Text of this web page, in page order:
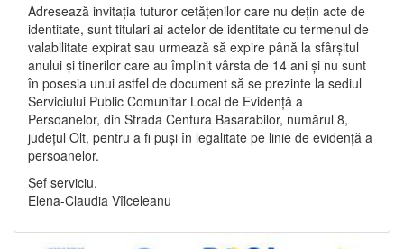
Adresează invitația tuturor cetățenilor care nu dețin acte de
identitate, sunt titulari ai actelor de identitate cu termenul de
valabilitate expirat sau urmează să expire până la sfârșitul
anului și tinerilor care au împlinit vârsta de 14 ani și nu sunt
în posesia unui astfel de document să se prezinte la sediul
Serviciului Public Comunitar Local de Evidență a
Persoanelor, din Strada Centura Basarabilor, numărul 8,
județul Olt, pentru a fi puși în legalitate pe linie de evidență a
persoanelor.
Șef serviciu,
Elena-Claudia Vîlceleanu